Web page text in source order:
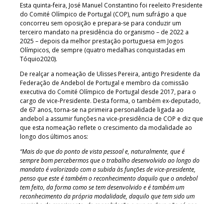
Esta quinta-feira, José Manuel Constantino foi reeleito Presidente
do Comité Olímpico de Portugal (COP), num sufrágio a que
concorreu sem oposição e prepara-se para conduzir um
terceiro mandato na presidência do organismo – de 2022 a
2025 – depois da melhor prestação portuguesa em Jogos
Olímpicos, de sempre (quatro medalhas conquistadas em
Tóquio2020).
De realçar a nomeação de Ulisses Pereira, antigo Presidente da
Federação de Andebol de Portugal e membro da comissão
executiva do Comité Olímpico de Portugal desde 2017, para o
cargo de vice-Presidente. Desta forma, o também ex-deputado,
de 67 anos, torna-se na primeira personalidade ligada ao
andebol a assumir funções na vice-presidência de COP e diz que
que esta nomeação reflete o crescimento da modalidade ao
longo dos últimos anos:
“Mais do que do ponto de vista pessoal e, naturalmente, que é
sempre bom percebermos que o trabalho desenvolvido ao longo do
mandato é valorizado com a subida às funções de vice-presidente,
penso que este é também o reconhecimento daquilo que o andebol
tem feito, da forma como se tem desenvolvido e é também um
reconhecimento da própria modalidade, daquilo que tem sido um